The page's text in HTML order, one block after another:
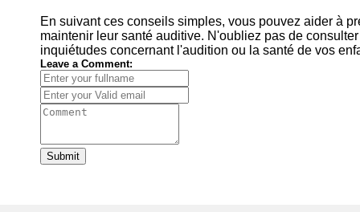
En suivant ces conseils simples, vous pouvez aider à
maintenir leur santé auditive. N'oubliez pas de
inquiétudes concernant l'audition ou la santé de vos
Leave a Comment:
Submit